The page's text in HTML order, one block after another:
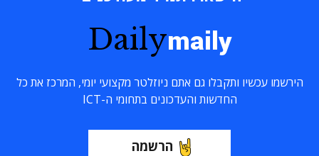
Dailymaily
הירשמו עכשיו ותקבלו גם אתם ניוזלטר מקצועי יומי, המרכז את כל
החדשות והעדכונים בתחומי ה-ICT
הרשמה